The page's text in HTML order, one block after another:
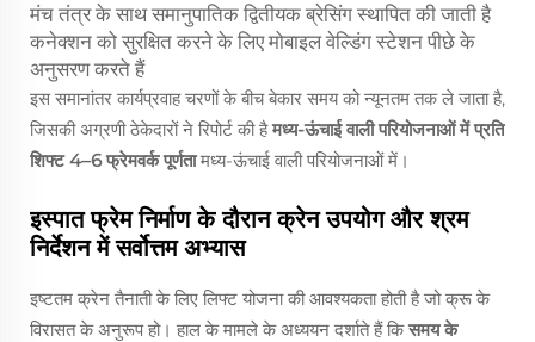
मंच तंत्र के साथ समानुपातिक द्वितीयक ब्रेसिंग स्थापित की जाती है
कनेक्शन को सुरक्षित करने के लिए मोबाइल वेल्डिंग स्टेशन पीछे के
अनुसरण करते हैं
इस समानांतर कार्यप्रवाह चरणों के बीच बेकार समय को न्यूनतम तक ले जाता है,
जिसकी अग्रणी ठेकेदारों ने रिपोर्ट की हैमध्य-ऊंचाई वाली परियोजनाओं में प्रति
शिफ्ट 4–6 फ्रेमवर्क पूर्णतामध्य-ऊंचाई वाली परियोजनाओं में।
इस्पात फ्रेम निर्माण के दौरान क्रेन उपयोग और श्रम
निर्देशन में सर्वोत्तम अभ्यास
इष्टतम क्रेन तैनाती के लिए लिफ्ट योजना की आवश्यकता होती है जो क्रू के
विरासत के अनुरूप हो। हाल के मामले के अध्ययन दर्शाते हैं किसमय के